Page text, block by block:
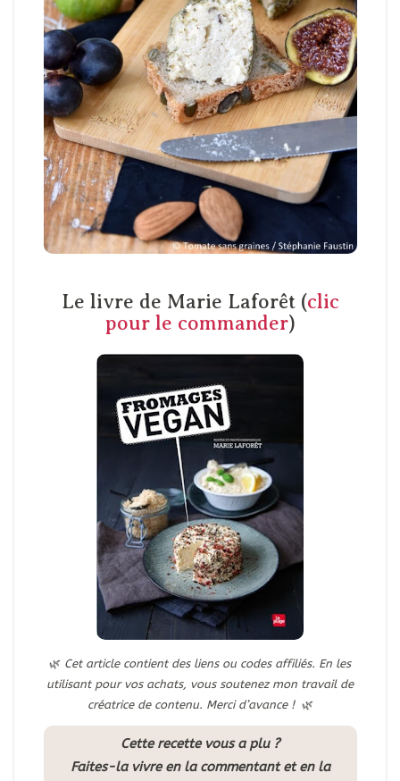
Le livre de Marie Laforêt (clic
pour le commander)
🌿 Cet article contient des liens ou codes affiliés. En les
utilisant pour vos achats, vous soutenez mon travail de
créatrice de contenu. Merci d’avance !🌿
Cette recette vous a plu ?
Faites-la vivre en la commentant et en la